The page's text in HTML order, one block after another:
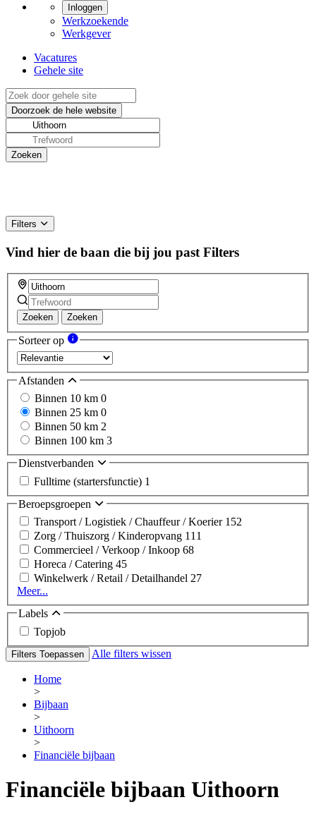
Inloggen
Werkzoekende
Werkgever
Vacatures
Gehele site
Filters
Vind hier de baan die bij jou past Filters
Zoeken Zoeken
Sorteer op
Afstanden
Binnen 10 km 0
Binnen 25 km 0
Binnen 50 km 2
Binnen 100 km 3
Dienstverbanden
Fulltime (startersfunctie) 1
Beroepsgroepen
Transport / Logistiek / Chauffeur / Koerier 152
Zorg / Thuiszorg / Kinderopvang 111
Commercieel / Verkoop / Inkoop 68
Horeca / Catering 45
Winkelwerk / Retail / Detailhandel 27
Meer...
Labels
Topjob
Filters Toepassen Alle filters wissen
Home
>
Bijbaan
>
Uithoorn
>
Financiële bijbaan
Financiële bijbaan Uithoorn